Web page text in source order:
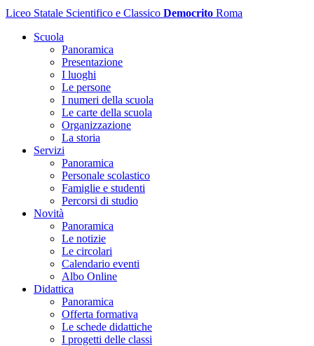
Liceo Statale Scientifico e Classico Democrito Roma
Scuola
Panoramica
Presentazione
I luoghi
Le persone
I numeri della scuola
Le carte della scuola
Organizzazione
La storia
Servizi
Panoramica
Personale scolastico
Famiglie e studenti
Percorsi di studio
Novità
Panoramica
Le notizie
Le circolari
Calendario eventi
Albo Online
Didattica
Panoramica
Offerta formativa
Le schede didattiche
I progetti delle classi